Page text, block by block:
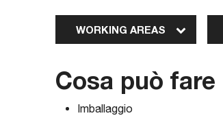
WORKING AREAS
Cosa può fare
Imballaggio